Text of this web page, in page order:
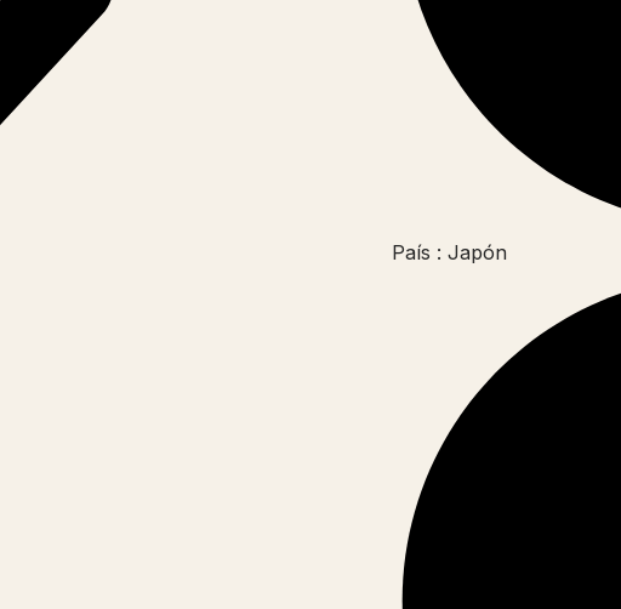
País : Japón